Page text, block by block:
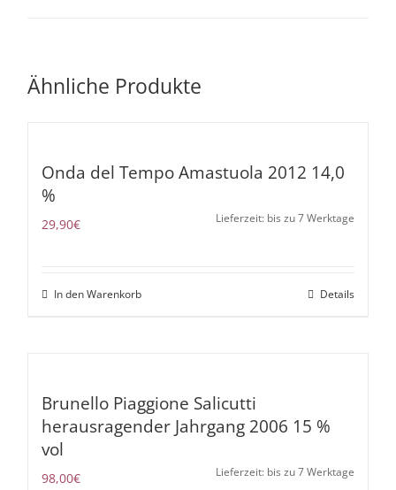
Ähnliche Produkte
Onda del Tempo Amastuola 2012 14,0
%
29,90€ Lieferzeit: bis zu 7 Werktage
In den Warenkorb Details
Brunello Piaggione Salicutti
herausragender Jahrgang 2006 15 %
vol
98,00€ Lieferzeit: bis zu 7 Werktage